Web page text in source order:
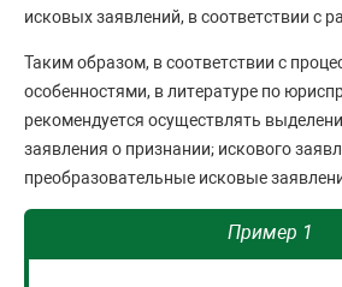
исковых заявлений, в соответствии с
Таким образом, в соответствии с
особенностями, в литературе по
рекомендуется осуществлять
заявления о признании; искового
преобразовательные исковые
Пример 1